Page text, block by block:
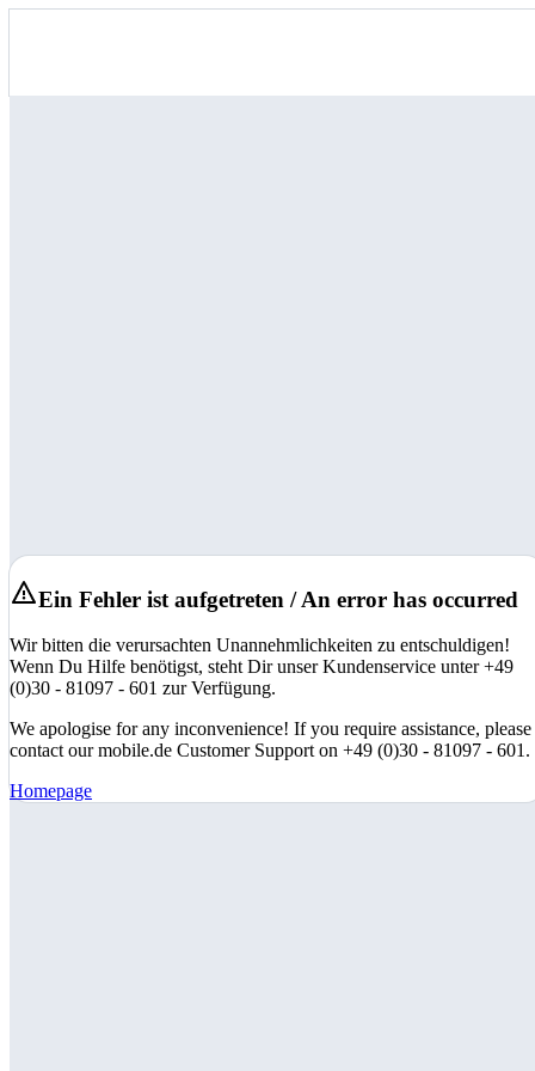
Ein Fehler ist aufgetreten / An error has occurred
Wir bitten die verursachten Unannehmlichkeiten zu entschuldigen!
Wenn Du Hilfe benötigst, steht Dir unser Kundenservice unter +49
(0)30 - 81097 - 601 zur Verfügung.
We apologise for any inconvenience! If you require assistance, please
contact our mobile.de Customer Support on +49 (0)30 - 81097 - 601.
Homepage